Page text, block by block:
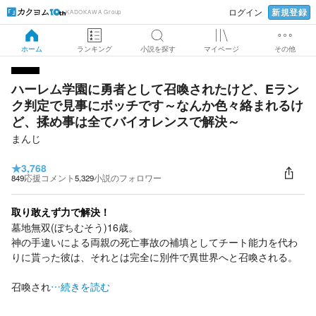
KADOKAWA Group ログイン 新規登録
ホーム ランキング 小説を探す マイページ その他
ハーレム学園に勇者として召喚されたけど、Eラン
ク判定で見事にボッチです～なんか色々絡まれるけ
ど、揉め事は全てバイオレンスで解決～
まんじ
★3,768
849応援コメント5,329小説のフォロワー
取り敢えず力で解決！
墓地無双(ぼちむそう)16歳。
神の手違いによる両親の死亡事故の補填としてチート能力を代わ
りに貰った彼は、それとは完全に別件で異世界へと召喚される。
召喚され…続きを読む